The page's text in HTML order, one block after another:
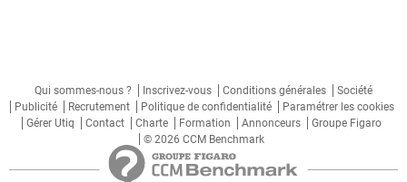
Qui sommes-nous ? Inscrivez-vous Conditions générales
Société
Publicité
Recrutement Politique de confidentialité
Paramétrer les cookies
Gérer Utiq
Contact Charte Formation Annonceurs
Groupe Figaro
© 2026 CCM Benchmark